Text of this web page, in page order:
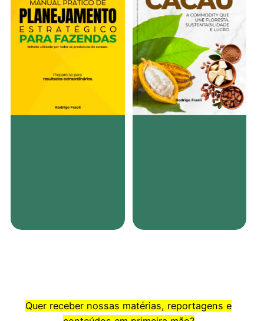
Quer receber nossas matérias, reportagens e